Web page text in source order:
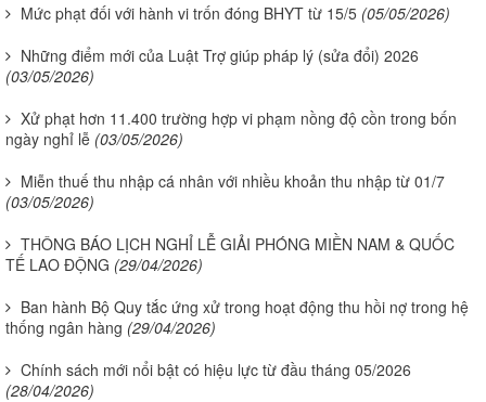
Mức phạt đối với hành vi trốn đóng BHYT từ 15/5 (05/05/2026)
Những điểm mới của Luật Trợ giúp pháp lý (sửa đổi) 2026
(03/05/2026)
Xử phạt hơn 11.400 trường hợp vi phạm nồng độ cồn trong bốn
ngày nghỉ lễ (03/05/2026)
Miễn thuế thu nhập cá nhân với nhiều khoản thu nhập từ 01/7
(03/05/2026)
THÔNG BÁO LỊCH NGHỈ LỄ GIẢI PHÓNG MIỀN NAM & QUỐC
TẾ LAO ĐỘNG (29/04/2026)
Ban hành Bộ Quy tắc ứng xử trong hoạt động thu hồi nợ trong hệ
thống ngân hàng (29/04/2026)
Chính sách mới nổi bật có hiệu lực từ đầu tháng 05/2026
(28/04/2026)